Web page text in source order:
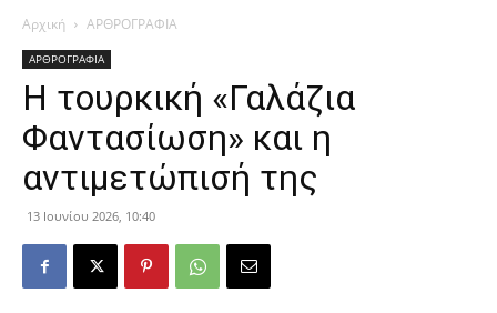
Αρχική ΑΡΘΡΟΓΡΑΦΙΑ
ΑΡΘΡΟΓΡΑΦΙΑ
Η τουρκική «Γαλάζια
Φαντασίωση» και η
αντιμετώπισή της
13 Ιουνίου 2026, 10:40